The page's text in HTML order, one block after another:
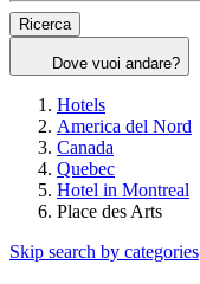
Ricerca
Dove vuoi andare?
Hotels
America del Nord
Canada
Quebec
Hotel in Montreal
Place des Arts
Skip search by categories